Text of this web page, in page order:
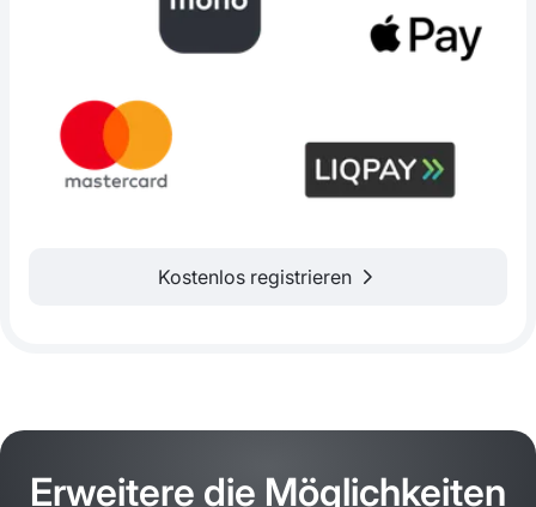
Kostenlos registrieren
Erweitere die Möglichkeiten